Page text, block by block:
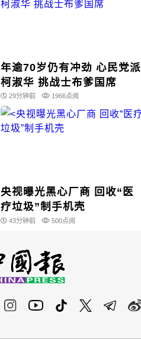
年逾70岁仍有冲劲 心民党派
柯淑华 挑战士布爹国席
29分钟前 1966点阅
央视曝光黑心厂商 回收“医
疗垃圾”制手机壳
43分钟前 500点阅